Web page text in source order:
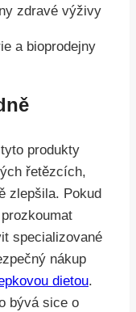
zdravé výživy
a bioprodejny
produkty
řetězcích,
zlepšila. Pokud
specializované
nákup
dietou.
bývá sice o